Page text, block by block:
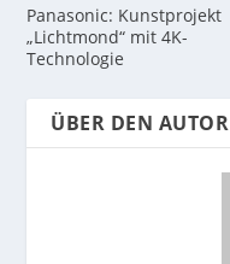
Panasonic: Kunstprojekt
„Lichtmond“ mit 4K-
Technologie
ÜBER DEN AUTOR